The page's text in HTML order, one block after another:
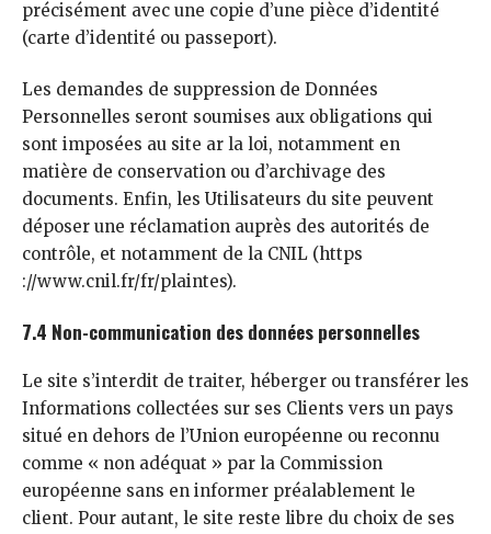
précisément avec une copie d’une pièce d’identité
(carte d’identité ou passeport).
Les demandes de suppression de Données
Personnelles seront soumises aux obligations qui
sont imposées au site ar la loi, notamment en
matière de conservation ou d’archivage des
documents. Enfin, les Utilisateurs du site peuvent
déposer une réclamation auprès des autorités de
contrôle, et notamment de la CNIL (https
://www.cnil.fr/fr/plaintes).
7.4 Non-communication des données personnelles
Le site s’interdit de traiter, héberger ou transférer les
Informations collectées sur ses Clients vers un pays
situé en dehors de l’Union européenne ou reconnu
comme « non adéquat » par la Commission
européenne sans en informer préalablement le
client. Pour autant, le site reste libre du choix de ses